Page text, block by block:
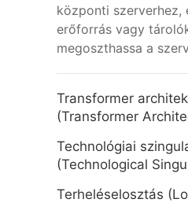
központi szerverhez,
erőforrás vagy
megoszthassa a
Transformer
(Transformer
Technológiai
(Technological
Terheléselosztás